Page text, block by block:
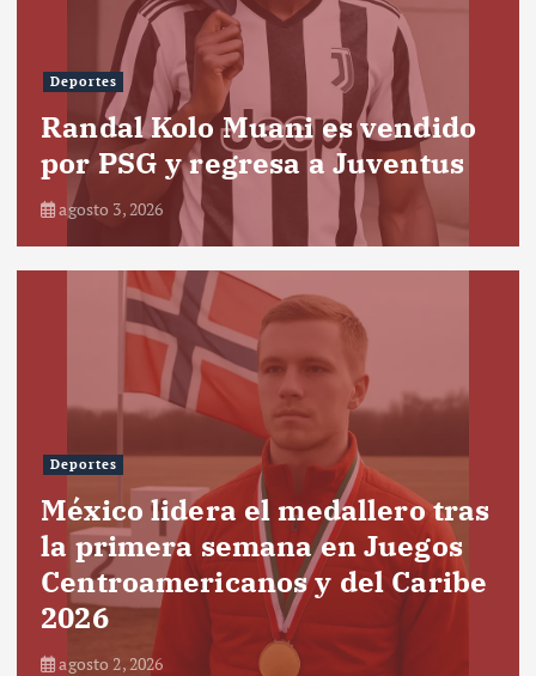
Deportes
Randal Kolo Muani es vendido
por PSG y regresa a Juventus
agosto 3, 2026
Deportes
México lidera el medallero tras
la primera semana en Juegos
Centroamericanos y del Caribe
2026
agosto 2, 2026